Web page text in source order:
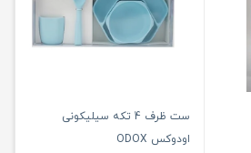
ست ظرف 4 تکه سیلیکونی
اودوکس ODOX